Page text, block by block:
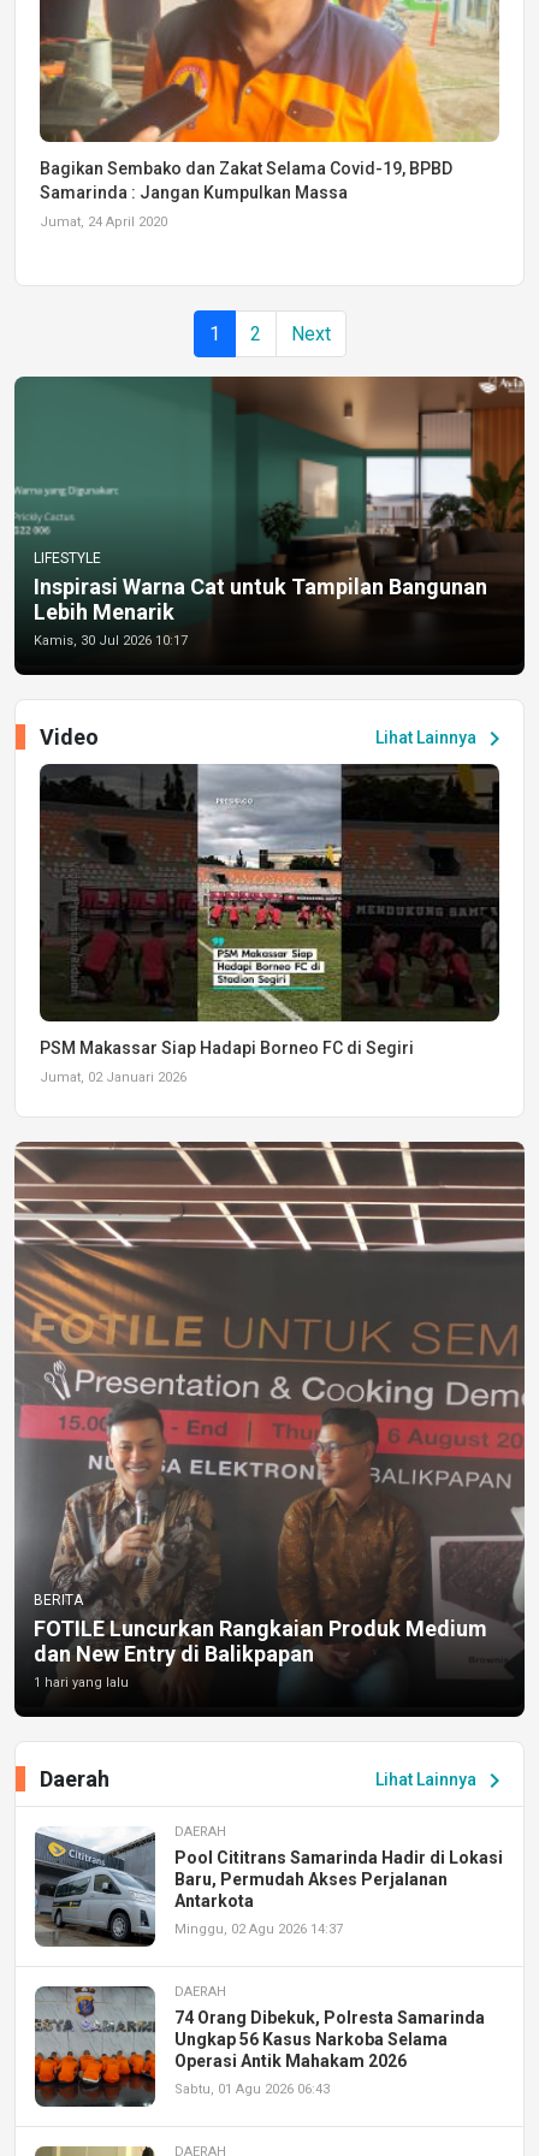
Bagikan Sembako dan Zakat Selama Covid-19, BPBD
Samarinda : Jangan Kumpulkan Massa
Jumat, 24 April 2020
1 2 Next
LIFESTYLE
Inspirasi Warna Cat untuk Tampilan Bangunan
Lebih Menarik
Kamis, 30 Jul 2026 10:17
Lihat Lainnya chevron_right
Video
PSM Makassar Siap Hadapi Borneo FC di Segiri
Jumat, 02 Januari 2026
BERITA
FOTILE Luncurkan Rangkaian Produk Medium
dan New Entry di Balikpapan
1 hari yang lalu
Lihat Lainnya chevron_right
Daerah
DAERAH
Pool Cititrans Samarinda Hadir di Lokasi
Baru, Permudah Akses Perjalanan
Antarkota
Minggu, 02 Agu 2026 14:37
DAERAH
74 Orang Dibekuk, Polresta Samarinda
Ungkap 56 Kasus Narkoba Selama
Operasi Antik Mahakam 2026
Sabtu, 01 Agu 2026 06:43
DAERAH